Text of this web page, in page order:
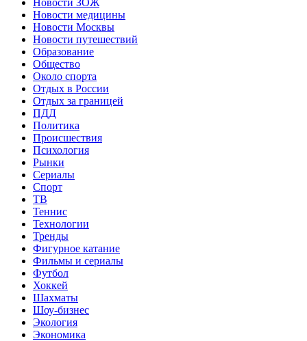
Новости медицины
Новости Москвы
Новости путешествий
Образование
Общество
Около спорта
Отдых в России
Отдых за границей
ПДД
Политика
Происшествия
Психология
Рынки
Сериалы
Спорт
ТВ
Теннис
Технологии
Тренды
Фигурное катание
Фильмы и сериалы
Футбол
Хоккей
Шахматы
Шоу-бизнес
Экология
Экономика